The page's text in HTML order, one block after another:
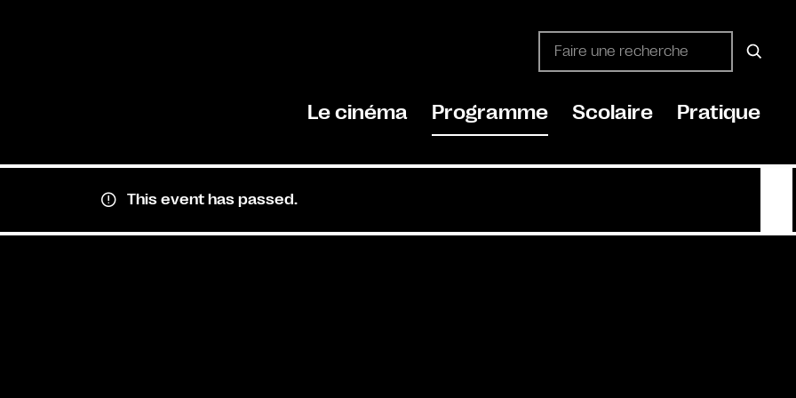
Le cinéma Programme Scolaire Pratique
This event has passed.